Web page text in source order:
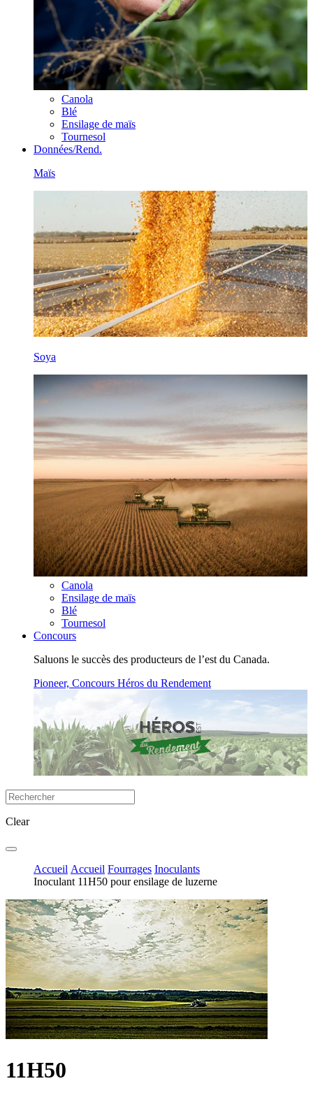
Canola
Blé
Ensilage de maïs
Tournesol
Données/Rend.
Maïs
Soya
Canola
Ensilage de maïs
Blé
Tournesol
Concours
Saluons le succès des producteurs de l’est du Canada.
Pioneer, Concours Héros du Rendement
Clear
Accueil Accueil Fourrages Inoculants
Inoculant 11H50 pour ensilage de luzerne
11H50